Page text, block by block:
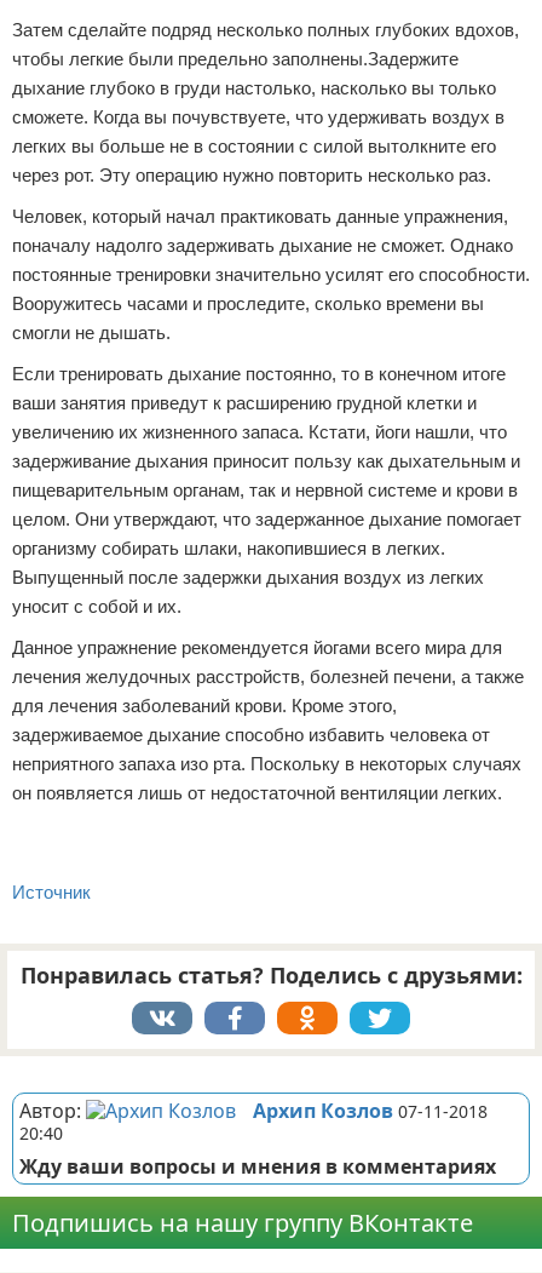
Затем сделайте подряд несколько полных глубоких вдохов,
чтобы легкие были предельно заполнены.Задержите
дыхание глубоко в груди настолько, насколько вы только
сможете. Когда вы почувствуете, что удерживать воздух в
легких вы больше не в состоянии с силой вытолкните его
через рот. Эту операцию нужно повторить несколько раз.
Человек, который начал практиковать данные упражнения,
поначалу надолго задерживать дыхание не сможет. Однако
постоянные тренировки значительно усилят его способности.
Вооружитесь часами и проследите, сколько времени вы
смогли не дышать.
Если тренировать дыхание постоянно, то в конечном итоге
ваши занятия приведут к расширению грудной клетки и
увеличению их жизненного запаса. Кстати, йоги нашли, что
задерживание дыхания приносит пользу как дыхательным и
пищеварительным органам, так и нервной системе и крови в
целом. Они утверждают, что задержанное дыхание помогает
организму собирать шлаки, накопившиеся в легких.
Выпущенный после задержки дыхания воздух из легких
уносит с собой и их.
Данное упражнение рекомендуется йогами всего мира для
лечения желудочных расстройств, болезней печени, а также
для лечения заболеваний крови. Кроме этого,
задерживаемое дыхание способно избавить человека от
неприятного запаха изо рта. Поскольку в некоторых случаях
он появляется лишь от недостаточной вентиляции легких.
Источник
Понравилась статья? Поделись с друзьями:
Автор: Архип Козлов 07-11-2018
20:40
Жду ваши вопросы и мнения в комментариях
Подпишись на нашу группу ВКонтакте